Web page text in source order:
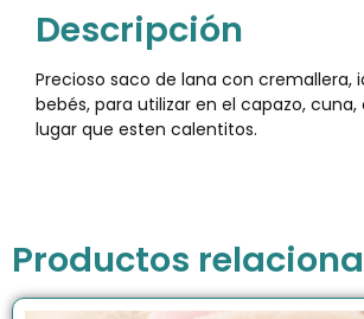
Descripción
Precioso saco de lana con cremallera,
bebés, para utilizar en el capazo,
lugar que esten calentitos.
Productos